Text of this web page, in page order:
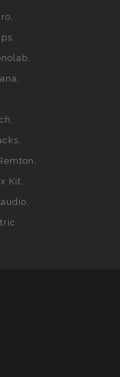
Kit